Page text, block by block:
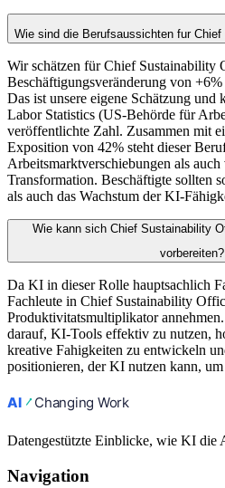
Wie sind die Berufsaussichten fur
Wir schätzen für Chief Sustainability
Beschäftigungsveränderung von
Das ist unsere eigene Schätzung
Labor Statistics (US-Behörde für
veröffentlichte Zahl. Zusammen mit
Exposition von 42% steht dieser
Arbeitsmarktverschiebungen als
Transformation. Beschäftigte sollten
als auch das Wachstum der KI-
Wie kann sich Chief Sustainability
vorbereiten?
Da KI in dieser Rolle hauptsachlich
Fachleute in Chief Sustainability
Produktivitatsmultiplikator
darauf, KI-Tools effektiv zu nutzen,
kreative Fahigkeiten zu entwickeln
positionieren, der KI nutzen kann,
Datengestützte Einblicke, wie KI die
Navigation